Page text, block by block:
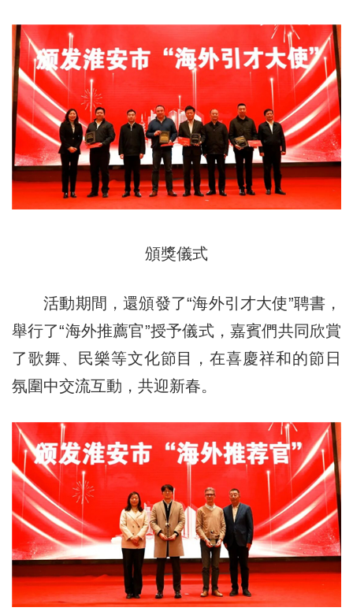
頒獎儀式
活動期間，還頒發了“海外引才大使”聘書，
舉行了“海外推薦官”授予儀式，嘉賓們共同欣賞
了歌舞、民樂等文化節目，在喜慶祥和的節日
氛圍中交流互動，共迎新春。